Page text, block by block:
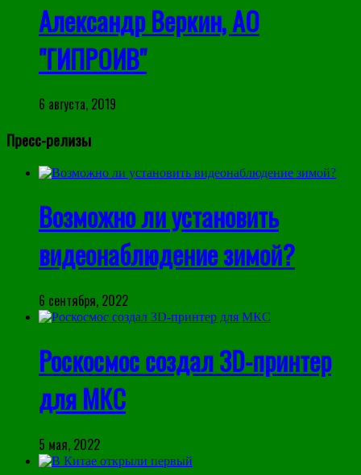
Александр Веркин, АО
"ГИПРОИВ"
6 августа, 2019
Пресс-релизы
Возможно ли установить
видеонаблюдение зимой?
6 сентября, 2022
Роскосмос создал 3D-принтер
для МКС
5 мая, 2022